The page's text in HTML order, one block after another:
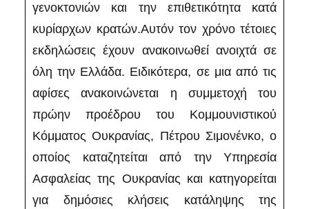
γενοκτονιών και την επιθετικότητα κατά
κυρίαρχων κρατών.Αυτόν τον χρόνο τέτοιες
εκδηλώσεις έχουν ανακοινωθεί ανοιχτά σε
όλη την Ελλάδα. Ειδικότερα, σε μια από τις
αφίσες ανακοινώνεται η συμμετοχή του
πρώην προέδρου του Κομμουνιστικού
Κόμματος Ουκρανίας, Πέτρου Σιμονένκο, ο
οποίος καταζητείται από την Υπηρεσία
Ασφαλείας της Ουκρανίας και κατηγορείται
για δημόσιες κλήσεις κατάληψης της